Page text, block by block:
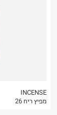
INCENSE
מפיץ ריח 26